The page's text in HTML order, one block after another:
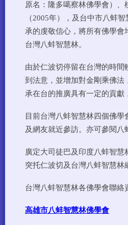
原名：隆多噶察林佛學會）
（2005年），及台中市八蚌
承的虔敬信心，將所有佛學
台灣八蚌智慧林。
由於仁波切停留在台灣的時
到法意，並增加對金剛乘佛
承在台的推廣具有一定的貢
目前台灣八蚌智慧林四個佛
及網友就近參訪。亦可參閱
廣定大司徒巴及印度八蚌智慧
突托仁波切及台灣八蚌智慧林
台灣八蚌智慧林各佛學會聯絡